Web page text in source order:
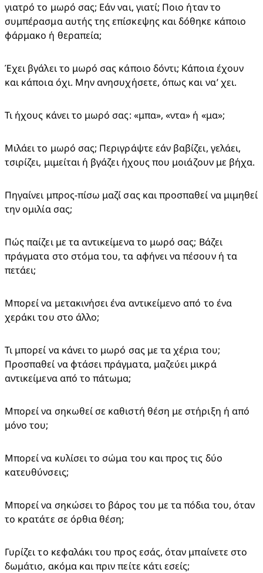
γιατρό το μωρό σας; Εάν ναι, γιατί; Ποιο ήταν το
συμπέρασμα αυτής της επίσκεψης και δόθηκε κάποιο
φάρμακο ή θεραπεία;
Έχει βγάλει το μωρό σας κάποιο δόντι; Κάποια έχουν
και κάποια όχι. Μην ανησυχήσετε, όπως και να’ χει.
Τι ήχους κάνει το μωρό σας: «μπα», «ντα» ή «μα»;
Μιλάει το μωρό σας; Περιγράψτε εάν βαβίζει, γελάει,
τσιρίζει, μιμείται ή βγάζει ήχους που μοιάζουν με βήχα.
Πηγαίνει μπρος-πίσω μαζί σας και προσπαθεί να μιμηθεί
την ομιλία σας;
Πώς παίζει με τα αντικείμενα το μωρό σας; Βάζει
πράγματα στο στόμα του, τα αφήνει να πέσουν ή τα
πετάει;
Μπορεί να μετακινήσει ένα αντικείμενο από το ένα
χεράκι του στο άλλο;
Τι μπορεί να κάνει το μωρό σας με τα χέρια του;
Προσπαθεί να φτάσει πράγματα, μαζεύει μικρά
αντικείμενα από το πάτωμα;
Μπορεί να σηκωθεί σε καθιστή θέση με στήριξη ή από
μόνο του;
Μπορεί να κυλίσει το σώμα του και προς τις δύο
κατευθύνσεις;
Μπορεί να σηκώσει το βάρος του με τα πόδια του, όταν
το κρατάτε σε όρθια θέση;
Γυρίζει το κεφαλάκι του προς εσάς, όταν μπαίνετε στο
δωμάτιο, ακόμα και πριν πείτε κάτι εσείς;